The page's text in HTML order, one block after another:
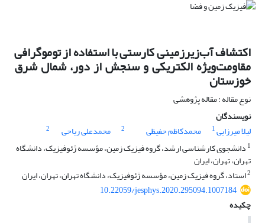
اکتشاف آب‌زیرزمینی کارستی با استفاده از توموگرافی
مقاومت‌ویژه الکتریکی و سنجش از دور، شمال شرق
خوزستان
نوع مقاله : مقاله پژوهشی
نویسندگان
لیلا میرزایی1 محمدکاظم حفیظی 2 محمدعلی ریاحی
2
1 دانشجوی کارشناسی ارشد، گروه فیزیک زمین، مؤسسه ژئوفیزیک، دانشگاه
تهران، تهران، ایران
2استاد، گروه فیزیک زمین، مؤسسه ژئوفیزیک، دانشگاه تهران، تهران، ایران
10.22059/jesphys.2020.295094.1007184
چکیده